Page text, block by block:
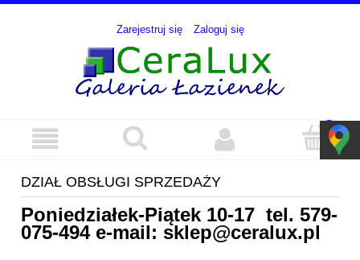
Zarejestruj się Zaloguj się
DZIAŁ OBSŁUGI SPRZEDAŻY
Poniedziałek-Piątek 10-17 tel. 579-
075-494e-mail: sklep@ceralux.pl